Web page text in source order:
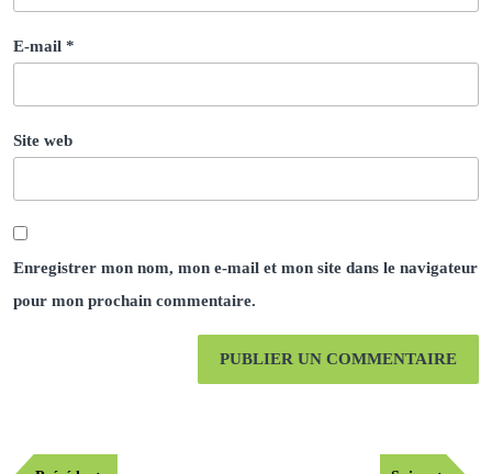
E-mail *
Site web
Enregistrer mon nom, mon e-mail et mon site dans le navigateur
pour mon prochain commentaire.
Navigation